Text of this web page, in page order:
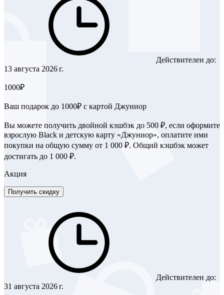
Действителен до:
13 августа 2026 г.
1000₽
Ваш подарок до 1000₽ с картой Джуниор
Вы можете получить двойной кэшбэк до 500 ₽, если оформите
взрослую Black и детскую карту «Джуниор», оплатите ими
покупки на общую сумму от 1 000 ₽. Общий кэшбэк может
достигать до 1 000 ₽.
Акция
Получить скидку
Действителен до:
31 августа 2026 г.